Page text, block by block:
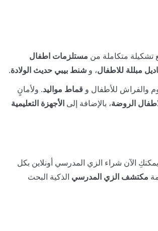
تشكيلة متكاملة من مستلزمات اطفال
مبللة للاطفال، و شنط بيبي حديث الولادة.
والفراش للأطفال و قماط مواليد. ولأمانٍ
الروضة، بالإضافة إلى الأجهزة التعليمية
الآن شراء الزي المدرسي أونلاين بكل
مكتشف الزي المدرسي الذكية البحث